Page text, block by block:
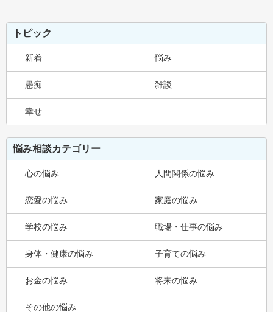
トピック
新着 悩み
愚痴 雑談
幸せ
悩み相談カテゴリー
心の悩み 人間関係の悩み
恋愛の悩み 家庭の悩み
学校の悩み 職場・仕事の悩み
身体・健康の悩み 子育ての悩み
お金の悩み 将来の悩み
その他の悩み